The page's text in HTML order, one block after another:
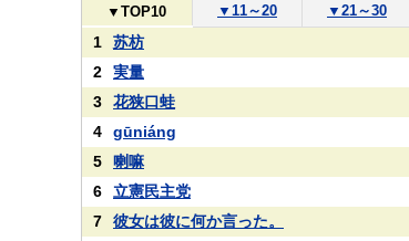
▼ TOP10 ▼ 11～20 ▼ 21～30
1
苏枋
2
実量
3
花狭口蛙
4
gūniáng
5
喇嘛
6
立憲民主党
7
彼女は彼に何か言った。